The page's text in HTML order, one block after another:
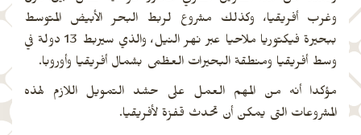
وغرب أفريقيا، وكذلك مشروع لربط البحر الأبيض المتوسط
ببحيرة فيكتوريا ملاحيا عبر نهر النيل، والذي سيربط 13 دولة في
وسط أفريقيا ومنطقة البحيرات العظمى بشمال أفريقيا وأوروبا.
مؤكدا أنه من المهم العمل على حشد التمويل اللازم لهذه
المشروعات التى يمكن أن تحدث قفزة لأفريقيا.